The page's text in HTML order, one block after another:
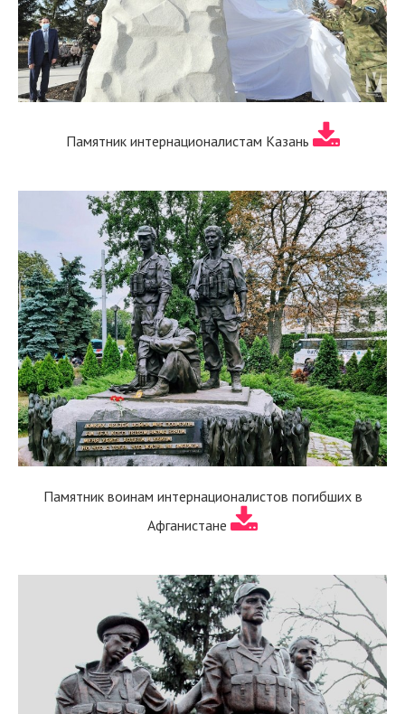
Памятник интернационалистам Казань
Памятник воинам интернационалистов погибших в
Афганистане